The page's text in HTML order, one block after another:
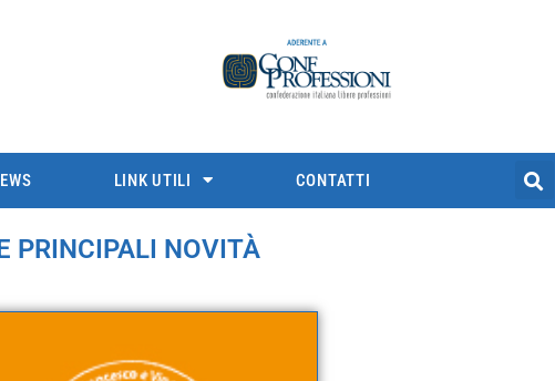
LINK UTILI CONTATTI
PRINCIPALI NOVITÀ